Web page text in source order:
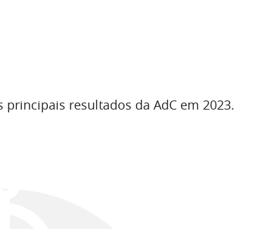
principais resultados da AdC em 2023.